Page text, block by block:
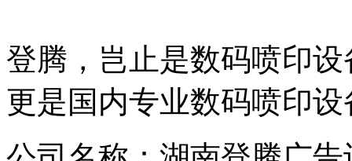
登腾，岂止是数码喷印
更是国内专业数码喷印